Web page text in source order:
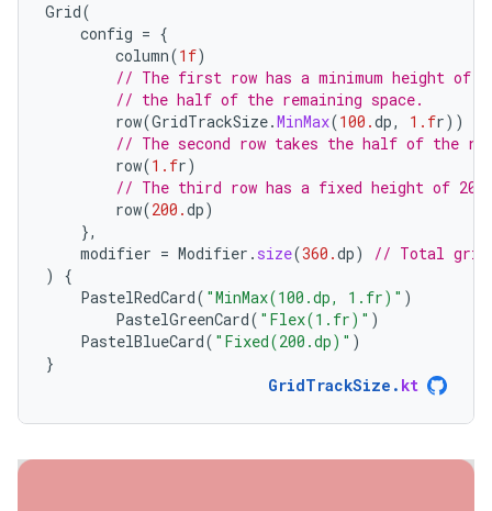
Grid(
config = {
column(1f)
// The first row has a minimum height of
// the half of the remaining space.
row(GridTrackSize.MinMax(100.dp, 1.fr))
// The second row takes the half of the
row(1.fr)
// The third row has a fixed height of
row(200.dp)
},
modifier = Modifier . size(360.dp)
// Total grid
)
{
PastelRedCard( "MinMax(100.dp, 1.fr)" )
PastelGreenCard( "Flex(1.fr)" )
PastelBlueCard( "Fixed(200.dp)" )
}
GridTrackSize . kt